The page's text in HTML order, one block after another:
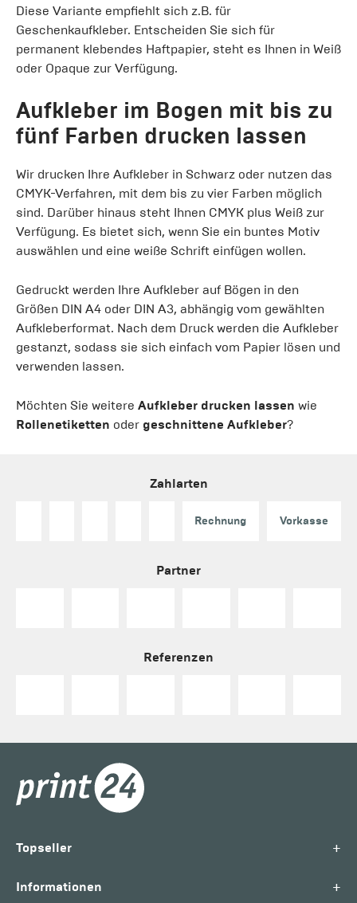
Diese Variante empfiehlt sich z.B. für
Geschenkaufkleber. Entscheiden Sie sich für
permanent klebendes Haftpapier, steht es Ihnen in Weiß
oder Opaque zur Verfügung.
Aufkleber im Bogen mit bis zu
fünf Farben drucken lassen
Wir drucken Ihre Aufkleber in Schwarz oder nutzen das
CMYK-Verfahren, mit dem bis zu vier Farben möglich
sind. Darüber hinaus steht Ihnen CMYK plus Weiß zur
Verfügung. Es bietet sich, wenn Sie ein buntes Motiv
auswählen und eine weiße Schrift einfügen wollen.
Gedruckt werden Ihre Aufkleber auf Bögen in den
Größen DIN A4 oder DIN A3, abhängig vom gewählten
Aufkleberformat. Nach dem Druck werden die Aufkleber
gestanzt, sodass sie sich einfach vom Papier lösen und
verwenden lassen.
Möchten Sie weitere Aufkleber drucken lassen wie
Rollenetiketten oder geschnittene Aufkleber?
Zahlarten
Rechnung Vorkasse
Partner
Referenzen
Topseller +
Informationen +